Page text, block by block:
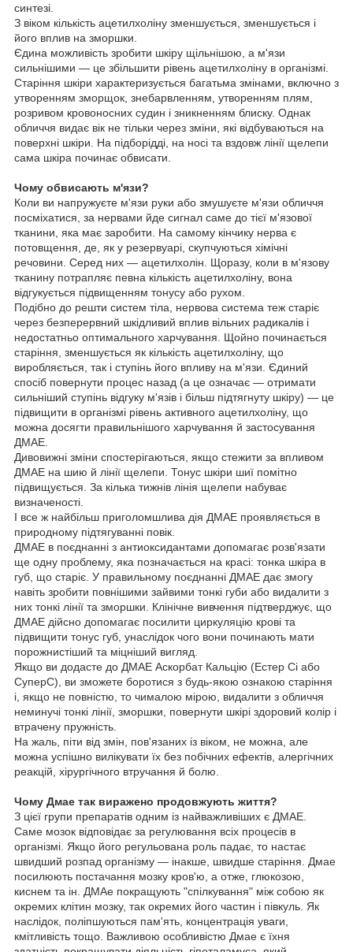
синтезі.
З віком кількість ацетилхоліну зменшується, зменшується і
його вплив на зморшки.
Єдина можливість зробити шкіру щільнішою, а м'язи
сильнішими — це збільшити рівень ацетилхоліну в організмі.
Старіння шкіри характеризується багатьма змінами, включно з
утворенням зморщок, знебарвленням, утворенням плям,
розривом кровоносних судин і зникненням блиску. Однак
обличчя видає вік не тільки через зміни, які відбуваються на
поверхні шкіри. На підборідді, на носі та вздовж лінії щелепи
сама шкіра починає обвисати.
Чому обвисають м'язи?
Коли ви напружуєте м'язи руки або змушуєте м'язи обличчя
посміхатися, за нервами йде сигнал саме до тієї м'язової
тканини, яка має заробити. На самому кінчику нерва є
потовщення, де, як у резервуарі, скупчуються хімічні
речовини. Серед них — ацетилхолін. Щоразу, коли в м'язову
тканину потрапляє певна кількість ацетилхоліну, вона
відгукується підвищенням тонусу або рухом.
Подібно до решти систем тіла, нервова система теж старіє
через безперервний шкідливий вплив вільних радикалів і
недостатньо оптимального харчування. Щойно починається
старіння, зменшується як кількість ацетилхоліну, що
виробляється, так і ступінь його впливу на м'язи. Єдиний
спосіб повернути процес назад (а це означає — отримати
сильніший ступінь відгуку м'язів і більш підтягнуту шкіру) — це
підвищити в організмі рівень активного ацетилхоліну, що
можна досягти правильнішого харчування й застосування
ДМАЕ.
Дивовижні зміни спостерігаються, якщо стежити за впливом
ДМАЕ на шию й лінії щелепи. Тонус шкіри шиї помітно
підвищується. За кілька тижнів лінія щелепи набуває
визначеності.
І все ж найбільш приголомшлива дія ДМАЕ проявляється в
природному підтягуванні повік.
ДМАЕ в поєднанні з антиоксидантами допомагає розв'язати
ще одну проблему, яка позначається на красі: тонка шкіра в
губ, що старіє. У правильному поєднанні ДМАЕ дає змогу
навіть зробити повнішими зайвими тонкі губи або видалити з
них тонкі лінії та зморшки. Клінічне вивчення підтверджує, що
ДМАЕ дійсно допомагає посилити циркуляцію крові та
підвищити тонус губ, унаслідок чого вони починають мати
порожнистіший та міцніший вигляд.
Якщо ви додасте до ДМАЕ Аскорбат Кальцію (Естер Сі або
СуперС), ви зможете боротися з будь-якою ознакою старіння
і, якщо не повністю, то чималою мірою, видалити з обличчя
неминучі тонкі лінії, зморшки, повернути шкірі здоровий колір і
втрачену пружність.
На жаль, піти від змін, пов'язаних із віком, не можна, але
можна успішно вилікувати їх без побічних ефектів, алергічних
реакцій, хірургічного втручання й болю.
Чому Дмае так виражено продовжують життя?
З цієї групи препаратів одним із найважливіших є ДМАЕ.
Саме мозок відповідає за регулювання всіх процесів в
організмі. Якщо його регульована роль падає, то настає
швидший розпад організму — інакше, швидше старіння. Дмае
посилюють постачання мозку кров'ю, а отже, глюкозою,
киснем та ін. ДМАе покращують "спілкування" між собою як
окремих клітин мозку, так окремих його частин і півкуль. Як
наслідок, поліпшуються пам'ять, концентрація уваги,
кмітливість тощо. Важливою особливістю Дмае є їхня